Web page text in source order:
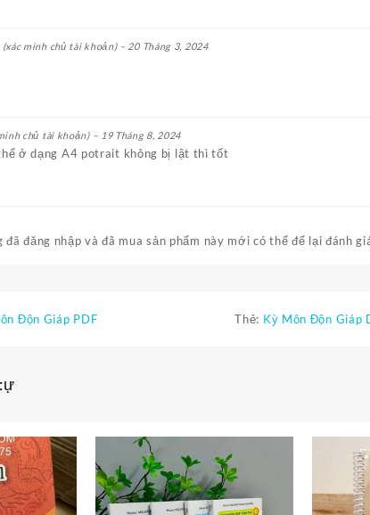
(xác minh chủ tài khoản) – 20 Tháng 3, 2024
chủ tài khoản) – 19 Tháng 8, 2024
ở dạng A4 potrait không bị lật thì tốt
đã đăng nhập và đã mua sản phẩm này mới có thể để lại đánh
Độn Giáp PDF Thẻ: Kỳ Môn Độn Giáp